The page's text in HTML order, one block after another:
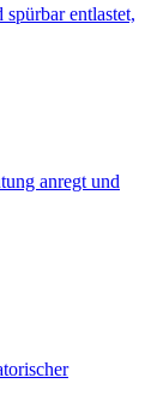
entlastet,
anregt und